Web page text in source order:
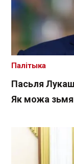
Пасьля
Як можа
Палітыка